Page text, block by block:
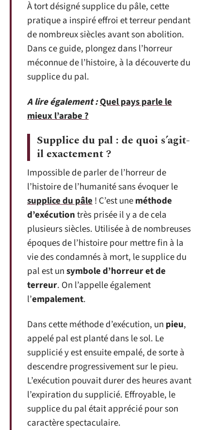
À tort désigné supplice du pâle, cette
pratique a inspiré effroi et terreur pendant
de nombreux siècles avant son abolition.
Dans ce guide, plongez dans l’horreur
méconnue de l’histoire, à la découverte du
supplice du pal.
A lire également :Quel pays parle le
mieux l’arabe ?
Supplice du pal : de quoi s’agit-
il exactement ?
Impossible de parler de l’horreur de
l’histoire de l’humanité sans évoquer le
supplice du pâle! C’est uneméthode
d’exécutiontrès prisée il y a de cela
plusieurs siècles. Utilisée à de nombreuses
époques de l’histoire pour mettre fin à la
vie des condamnés à mort, le supplice du
pal est unsymbole d’horreur et de
terreur. On l’appelle également
l’empalement.
Dans cette méthode d’exécution, un pieu,
appelé pal est planté dans le sol. Le
supplicié y est ensuite empalé, de sorte à
descendre progressivement sur le pieu.
L’exécution pouvait durer des heures avant
l’expiration du supplicié. Effroyable, le
supplice du pal était apprécié pour son
caractère spectaculaire.